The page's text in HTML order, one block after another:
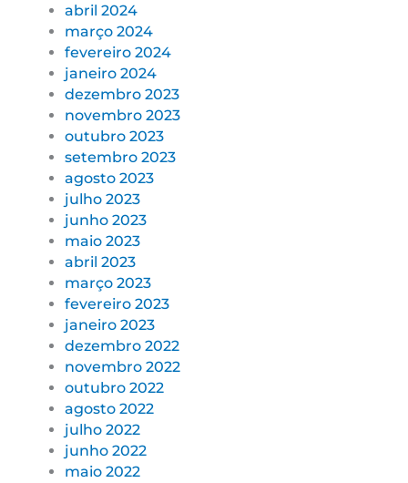
abril 2024
março 2024
fevereiro 2024
janeiro 2024
dezembro 2023
novembro 2023
outubro 2023
setembro 2023
agosto 2023
julho 2023
junho 2023
maio 2023
abril 2023
março 2023
fevereiro 2023
janeiro 2023
dezembro 2022
novembro 2022
outubro 2022
agosto 2022
julho 2022
junho 2022
maio 2022